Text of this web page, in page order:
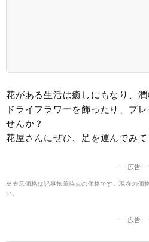
花がある生活は癒しにもなり、
ドライフラワーを飾ったり、プ
せんか？
花屋さんにぜひ、足を運んでみて
― 広告 ―
※表示価格は記事執筆時点の価格です。現在の価
い。
― 広告 ―